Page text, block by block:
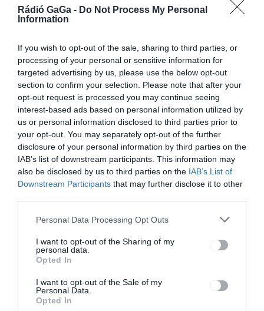
Rádió GaGa - Do Not Process My Personal
Information
If you wish to opt-out of the sale, sharing to third parties, or
processing of your personal or sensitive information for
targeted advertising by us, please use the below opt-out
section to confirm your selection. Please note that after your
opt-out request is processed you may continue seeing
interest-based ads based on personal information utilized by
us or personal information disclosed to third parties prior to
your opt-out. You may separately opt-out of the further
disclosure of your personal information by third parties on the
IAB’s list of downstream participants. This information may
also be disclosed by us to third parties on the IAB’s List of
Downstream Participants that may further disclose it to other
Personal Data Processing Opt Outs
I want to opt-out of the Sharing of my
personal data.
Opted In
I want to opt-out of the Sale of my
Personal Data.
Opted In
alakítanának
ki a Mikó-
miatt nem
dossziékat
Ez is érdekelheti
CSÍKSZÉK
Töltőállomás és telephely
készül a gázüzemű buszoknak
Csíkszeredában
CSÍKSZÉK
Többen is alkohol hatása alatt